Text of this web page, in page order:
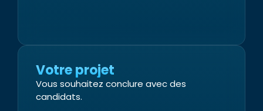
Votre projet
Vous souhaitez conclure avec des
candidats.